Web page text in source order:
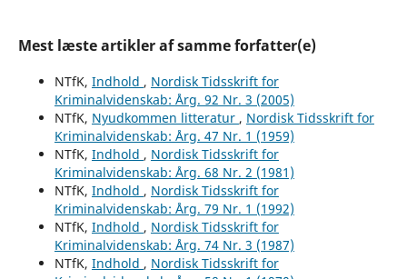
Mest læste artikler af samme forfatter(e)
NTfK, Indhold , Nordisk Tidsskrift for
Kriminalvidenskab: Årg. 92 Nr. 3 (2005)
NTfK, Nyudkommen litteratur , Nordisk Tidsskrift for
Kriminalvidenskab: Årg. 47 Nr. 1 (1959)
NTfK, Indhold , Nordisk Tidsskrift for
Kriminalvidenskab: Årg. 68 Nr. 2 (1981)
NTfK, Indhold , Nordisk Tidsskrift for
Kriminalvidenskab: Årg. 79 Nr. 1 (1992)
NTfK, Indhold , Nordisk Tidsskrift for
Kriminalvidenskab: Årg. 74 Nr. 3 (1987)
NTfK, Indhold , Nordisk Tidsskrift for